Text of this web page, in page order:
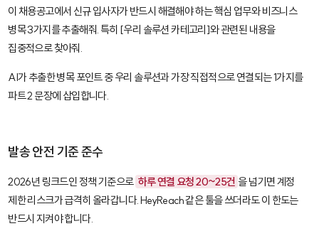
이 채용공고에서 신규 입사자가 반드시 해결해야 하는 핵심 업무와 비즈니스
병목 3가지를 추출해줘. 특히 [우리 솔루션 카테고리]와 관련된 내용을
집중적으로 찾아줘.
AI가 추출한 병목 포인트 중 우리 솔루션과 가장 직접적으로 연결되는 1가지를
파트 2 문장에 삽입합니다.
발송 안전 기준 준수
2026년 링크드인 정책 기준으로 하루 연결 요청 20~25건 을 넘기면 계정
제한 리스크가 급격히 올라갑니다. HeyReach같은 툴을 쓰더라도 이 한도는
반드시 지켜야 합니다.